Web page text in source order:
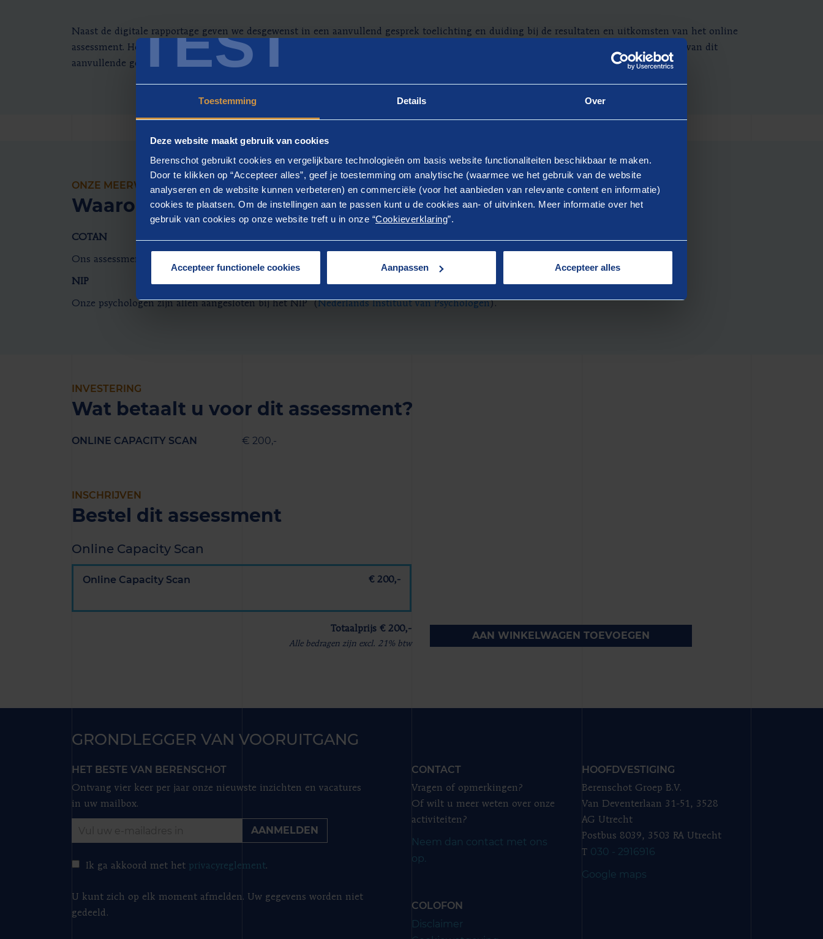
TEST
Toestemming Details Over
Deze website maakt gebruik van cookies
Berenschot gebruikt cookies en vergelijkbare technologieën om basis website functionaliteiten beschikbaar te maken.
Door te klikken op “Accepteer alles”, geef je toestemming om analytische (waarmee we het gebruik van de website
analyseren en de website kunnen verbeteren) en commerciële (voor het aanbieden van relevante content en informatie)
cookies te plaatsen. Om de instellingen aan te passen kunt u de cookies aan- of uitvinken. Meer informatie over het
gebruik van cookies op onze website treft u in onze “Cookieverklaring”.
Accepteer functionele cookies Aanpassen Accepteer alles
Naast de digitale rapportage geven we desgewenst in een aanvullend gesprek toelichting en duiding bij de resultaten en uitkomsten van het online
assessment. Het aanvullende gesprek vraagt een extra investering van € 95,-. U kunt bij uw bestelling aangeven of u gebruik wil maken van dit
aanvullende gesprek.
ONZE MEERWAARDE
Waarom Berenschot?
COTAN
Ons assessmentinstrumentarium voldoet aan de normen van de COTAN (
NIP
Onze psychologen zijn allen aangesloten bij het NIP ( Nederlands Instituut van Psychologen).
INVESTERING
Wat betaalt u voor dit assessment?
ONLINE CAPACITY SCAN € 200,-
INSCHRIJVEN
Bestel dit assessment
Online Capacity Scan
Online Capacity Scan € 200,-
Totaalprijs € 200,-
Alle bedragen zijn excl. 21% btw
AAN WINKELWAGEN TOEVOEGEN
GRONDLEGGER VAN VOORUITGANG
HET BESTE VAN BERENSCHOT
Ontvang vier keer per jaar onze nieuwste inzichten en vacatures
in uw mailbox.
AANMELDEN
Ik ga akkoord met het privacyreglement.
U kunt zich op elk moment afmelden. Uw gegevens worden niet
gedeeld.
CONTACT
Vragen of opmerkingen?
Of wilt u meer weten over onze
activiteiten?
Neem dan contact met ons
op.
HOOFDVESTIGING
Berenschot Groep B.V.
Van Deventerlaan 31-51, 3528
AG Utrecht
Postbus 8039, 3503 RA Utrecht
T 030 - 2916916
Google maps
COLOFON
Disclaimer